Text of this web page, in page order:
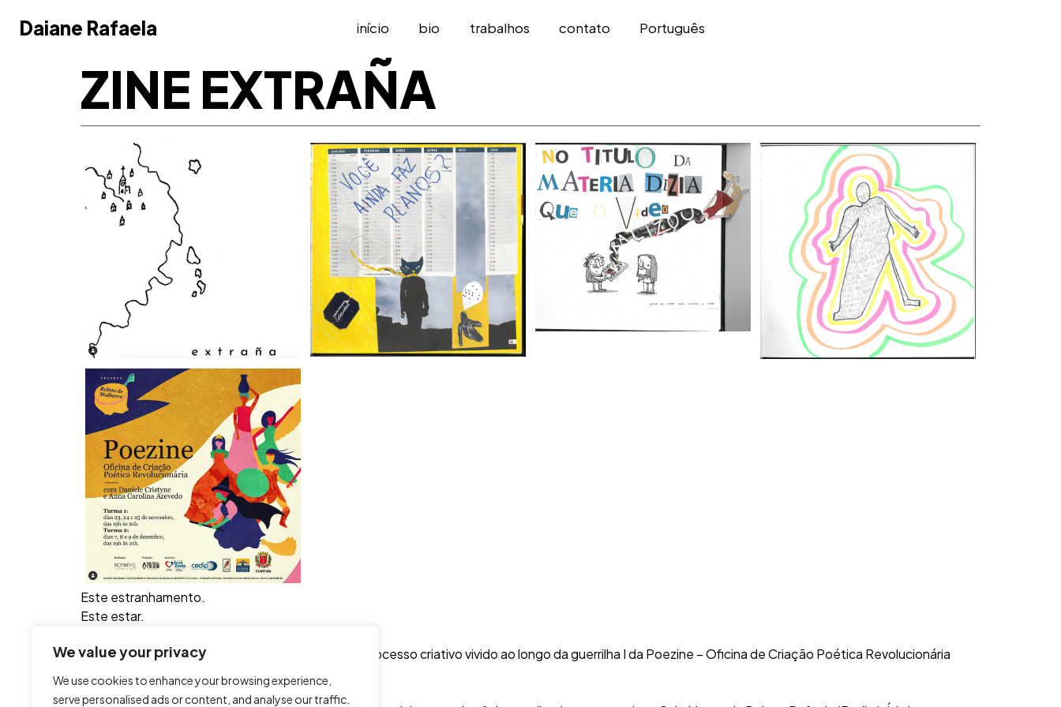
We value your privacy
We use cookies to enhance your browsing experience,
serve personalised ads or content, and analyse our traffic.
Daiane Rafaela
Daiane Rafaela início bio trabalhos contato Português
ZINE EXTRAÑA
Este estranhamento.
Este estar.
Este é o fanzine Extraña, produto de um intenso processo criativo vivido ao longo da guerrilha I da Poezine – Oficina de Criação Poética Revolucionária
2020.
Esta falta que já faz.